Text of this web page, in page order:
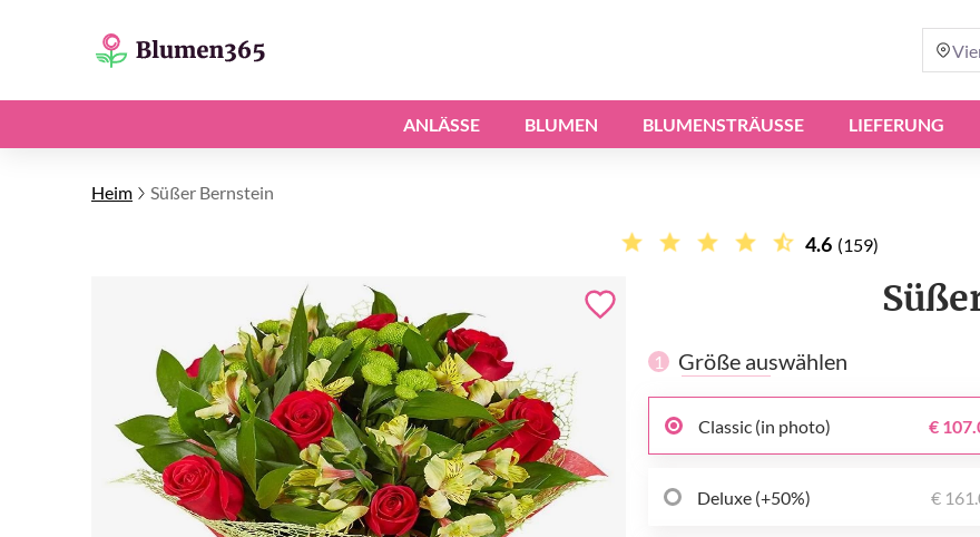
ANLÄSSE BLUMEN BLUMENSTRÄUSSE LIEFERUNG
Heim Süßer Bernstein
4.6 (159)
1 Größe auswählen
Classic (in photo) €
Deluxe (+50%) €